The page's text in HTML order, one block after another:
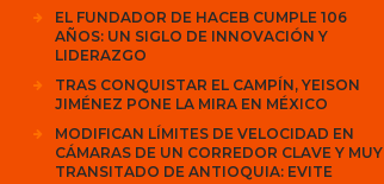
EL FUNDADOR DE HACEB CUMPLE 106
AÑOS: UN SIGLO DE INNOVACIÓN Y
LIDERAZGO
TRAS CONQUISTAR EL CAMPÍN, YEISON
JIMÉNEZ PONE LA MIRA EN MÉXICO
MODIFICAN LÍMITES DE VELOCIDAD EN
CÁMARAS DE UN CORREDOR CLAVE Y MUY
TRANSITADO DE ANTIOQUIA: EVITE